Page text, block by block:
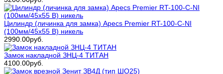
Цилиндр (личинка для замка) Apecs Premier RT-100-С-NI
(100мм/45х55 В) никель
2990.00руб.
Замок накладной ЗНЦ-4 ТИТАН
4100.00руб.